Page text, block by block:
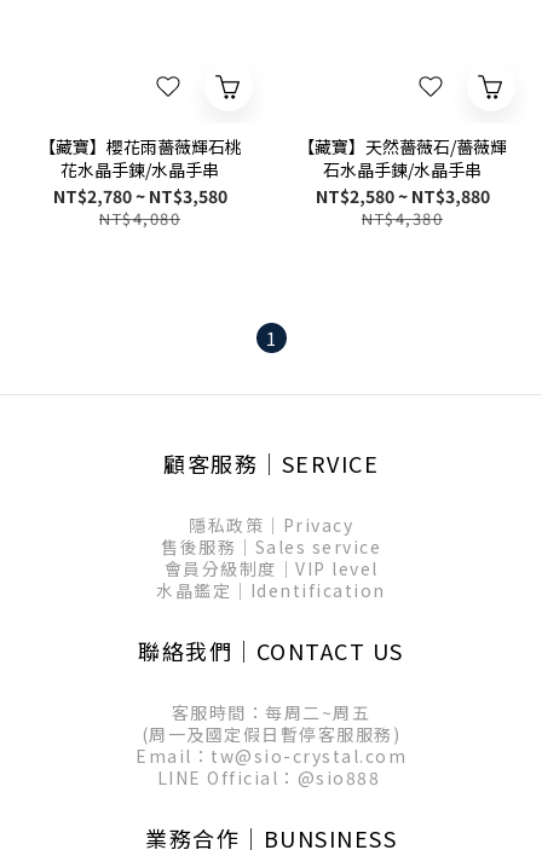
【藏寶】櫻花雨薔薇輝石桃
花水晶手鍊/水晶手串
NT$2,780 ~ NT$3,580
NT$4,080
【藏寶】天然薔薇石/薔薇輝
石水晶手鍊/水晶手串
NT$2,580 ~ NT$3,880
NT$4,380
1
顧客服務│SERVICE
隱私政策│Privacy
售後服務│Sales service
會員分級制度│VIP level
水晶鑑定│Identification
聯絡我們│CONTACT US
客服時間：每周二~周五
(周一及國定假日暫停客服服務)
Email：tw@sio-crystal.com
LINE Official： @sio888
業務合作│BUNSINESS